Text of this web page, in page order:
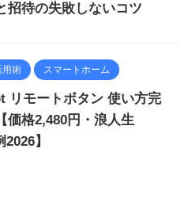
招待の失敗しないコツ
用術 スマートホーム
リモートボタン 使い方完
価格2,480円・浪人生
】